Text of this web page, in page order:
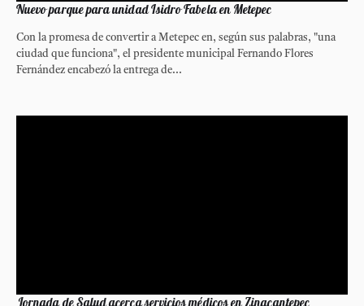
Nuevo parque para unidad Isidro Fabela en Metepec
Con la promesa de convertir a Metepec en, según sus palabras, "una
ciudad que funciona", el presidente municipal Fernando Flores
Fernández encabezó la entrega de...
Jornada de Salud acerca servicios médicos en Zinacantepec